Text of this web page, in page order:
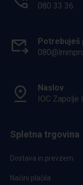
080 33 36
Potrebuješ
Naslov
IOC Zapolje
Spletna trgovina
Dostava in prevzem
Načini plačila